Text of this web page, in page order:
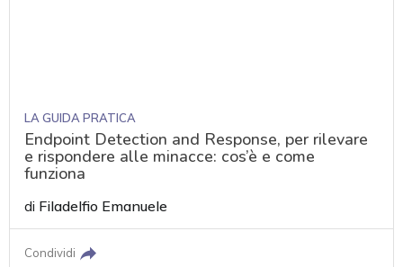
LA GUIDA PRATICA
Endpoint Detection and Response, per rilevare
e rispondere alle minacce: cos’è e come
funziona
di Filadelfio Emanuele
Condividi